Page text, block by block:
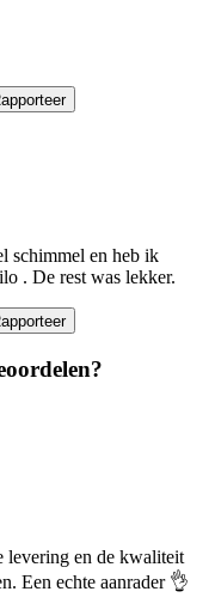
schimmel en heb ik
. De rest was lekker.
levering en de kwaliteit
Een echte aanrader 👌